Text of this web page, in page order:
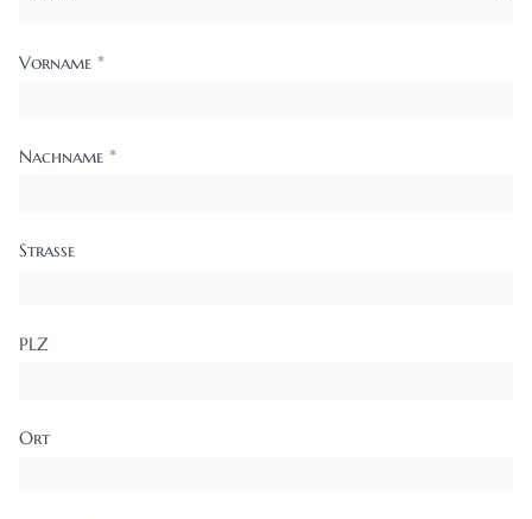
Vorname *
Nachname *
Strasse
PLZ
Ort